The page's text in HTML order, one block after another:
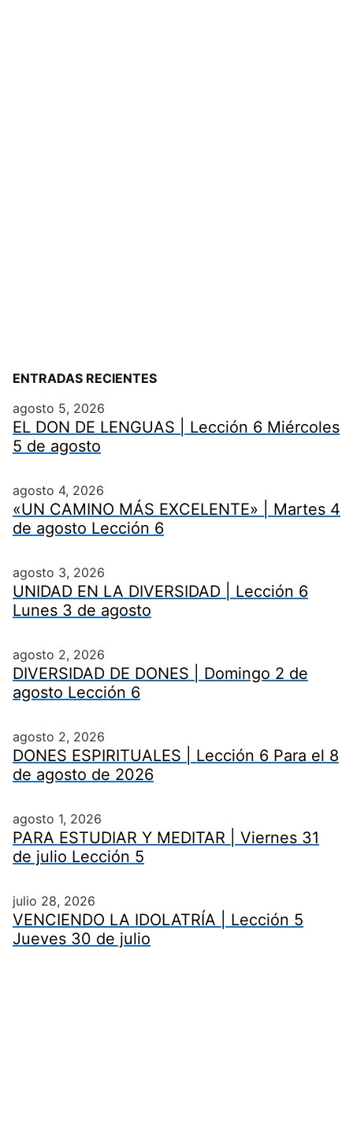
ENTRADAS RECIENTES
agosto 5, 2026
EL DON DE LENGUAS | Lección 6 Miércoles
5 de agosto
agosto 4, 2026
«UN CAMINO MÁS EXCELENTE» | Martes 4
de agosto Lección 6
agosto 3, 2026
UNIDAD EN LA DIVERSIDAD | Lección 6
Lunes 3 de agosto
agosto 2, 2026
DIVERSIDAD DE DONES | Domingo 2 de
agosto Lección 6
agosto 2, 2026
DONES ESPIRITUALES | Lección 6 Para el 8
de agosto de 2026
agosto 1, 2026
PARA ESTUDIAR Y MEDITAR | Viernes 31
de julio Lección 5
julio 28, 2026
VENCIENDO LA IDOLATRÍA | Lección 5
Jueves 30 de julio